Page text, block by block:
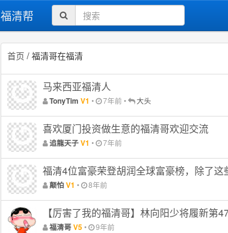
福清帮
首页 / 福清哥在福清
马来西亚福清人
TonyTim V1 • 7年前 • 大头
喜欢厦门投资做生意的福清哥欢迎交流
追龍天子V1 • 7年前
福清4位富豪荣登胡润全球富豪榜，除了这
颠怕V1 • 8年前
【厉害了我的福清哥】林向阳少将履新第
福清哥V5 • 9年前